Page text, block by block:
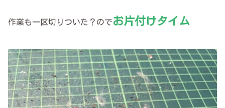
作業も一区切りついた？のでお片付けタイム